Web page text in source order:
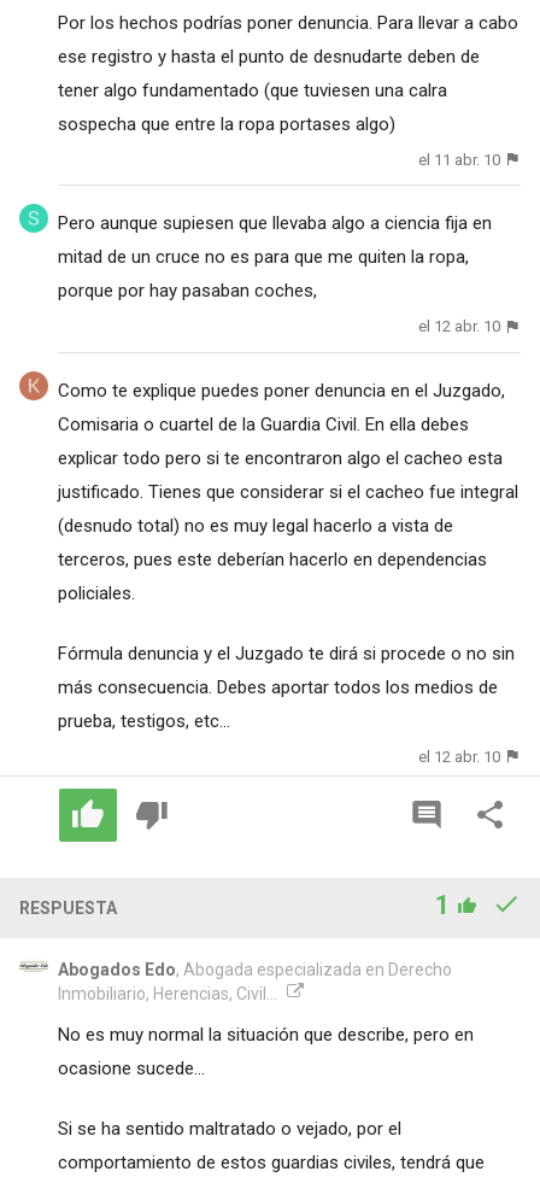
Por los hechos podrías poner denuncia. Para llevar a cabo
ese registro y hasta el punto de desnudarte deben de
tener algo fundamentado (que tuviesen una calra
sospecha que entre la ropa portases algo)
el 11 abr. 10
Pero aunque supiesen que llevaba algo a ciencia fija en
mitad de un cruce no es para que me quiten la ropa,
porque por hay pasaban coches,
el 12 abr. 10
Como te explique puedes poner denuncia en el Juzgado,
Comisaria o cuartel de la Guardia Civil. En ella debes
explicar todo pero si te encontraron algo el cacheo esta
justificado. Tienes que considerar si el cacheo fue integral
(desnudo total) no es muy legal hacerlo a vista de
terceros, pues este deberían hacerlo en dependencias
policiales.
Fórmula denuncia y el Juzgado te dirá si procede o no sin
más consecuencia. Debes aportar todos los medios de
prueba, testigos, etc...
el 12 abr. 10
RESPUESTA 1
Abogados Edo, Abogada especializada en Derecho
Inmobiliario, Herencias, Civil...
No es muy normal la situación que describe, pero en
ocasione sucede...
Si se ha sentido maltratado o vejado, por el
comportamiento de estos guardias civiles, tendrá que